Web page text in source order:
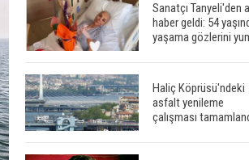
Sanatçı Tanyeli'den
haber geldi: 54
yaşama gözlerini
Haliç Köprüsü'ndeki
asfalt yenileme
çalışması